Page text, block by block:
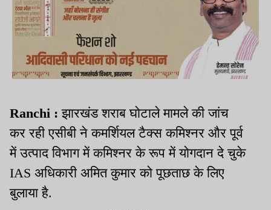
Ranchi : झारखंड शराब घोटाले मामले की जांच
कर रही एसीबी ने कमर्शियल टैक्स कमिश्नर और पूर्व
में उत्पाद विभाग में कमिश्नर के रूप में योगदान दे चुके
IAS अधिकारी अमित कुमार को पूछताछ के लिए
बुलाया है.